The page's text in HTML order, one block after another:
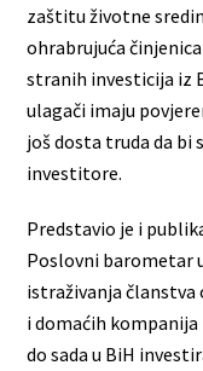
zaštitu životne
ohrabrujuća
stranih investicija iz
ulagači imaju
još dosta truda da bi
investitore.
Predstavio je i
Poslovni barometar
istraživanja članstva
i domaćih
do sada u BiH